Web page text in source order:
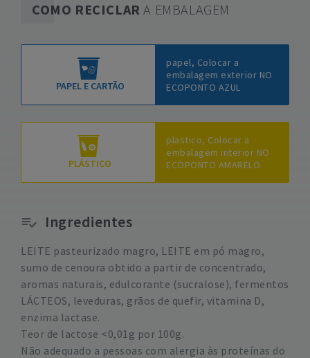
COMO RECICLAR A EMBALAGEM
PAPEL E CARTÃO
papel, Colocar a
embalagem exterior NO
ECOPONTO AZUL
PLÁSTICO
plastico, Colocar a
embalagem interior NO
ECOPONTO AMARELO
Ingredientes
LEITE pasteurizado magro, LEITE em pó magro,
sumo de cenoura obtido a partir de concentrado,
aromas naturais, edulcorante (sucralose), fermentos
LÁCTEOS, leveduras, grãos de quefir, vitamina D,
enzima lactase.
Teor de lactose <0,01g por 100g.
Não adequado a pessoas com alergia às proteínas do